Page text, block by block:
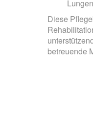
Diese
betreuende